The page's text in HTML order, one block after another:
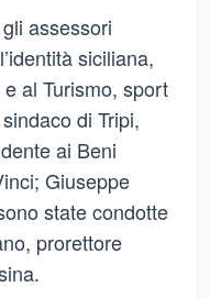
assessori
siciliana,
al Turismo, sport
di Tripi,
ai Beni
Giuseppe
state condotte
prorettore